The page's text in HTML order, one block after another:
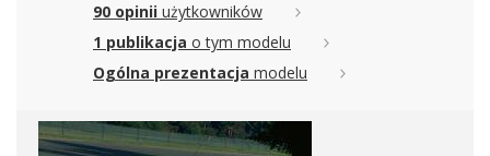
90 opinii użytkowników
1 publikacja o tym modelu
Ogólna prezentacja modelu